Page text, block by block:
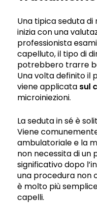
Una tipica seduta
inizia con una
professionista
capelluto, il tipo di
potrebbero trarre
Una volta definito il
viene applicata sul
microiniezioni.
La seduta in sé è
Viene
ambulatoriale e la
non necessita di un
significativo dopo
una procedura non
è molto più
capelli.